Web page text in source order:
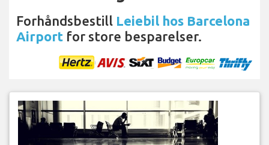
Forhåndsbestill Leiebil hos Barcelona
Airport for store besparelser.